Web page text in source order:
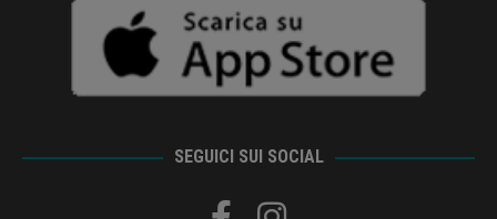
SEGUICI SUI SOCIAL